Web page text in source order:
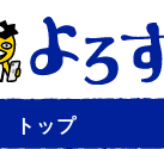
トップ